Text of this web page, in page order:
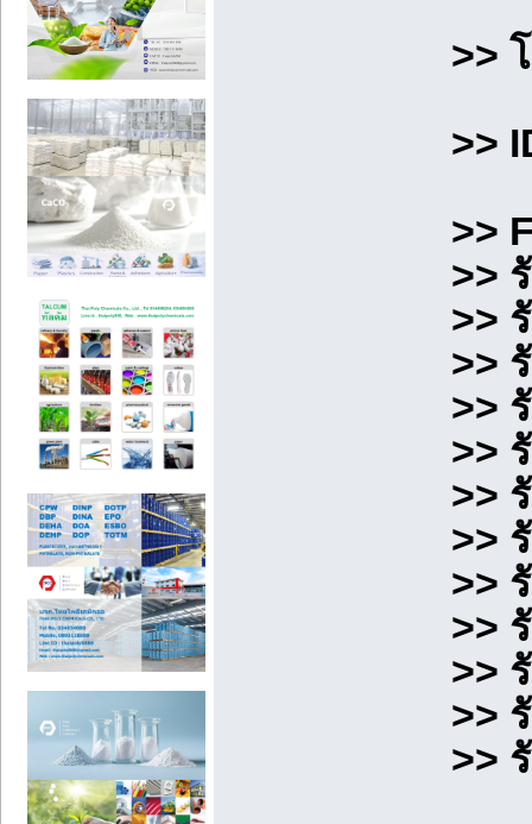
>>
>>
>>
>>
>>
>>
>>
>>
>>
>>
>>
>>
>>
>>
>>